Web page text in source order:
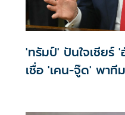
'ทรัมป์' ปันใจเชียร์
เชื่อ 'เคน-จู๊ด' พาที